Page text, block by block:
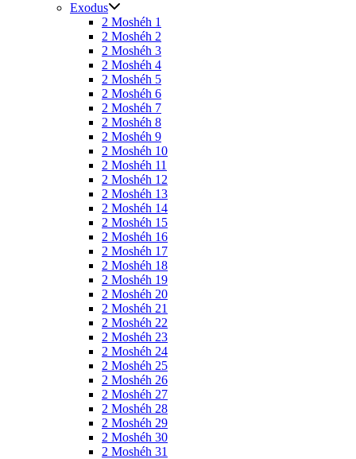
Exodus
2 Moshéh 1
2 Moshéh 2
2 Moshéh 3
2 Moshéh 4
2 Moshéh 5
2 Moshéh 6
2 Moshéh 7
2 Moshéh 8
2 Moshéh 9
2 Moshéh 10
2 Moshéh 11
2 Moshéh 12
2 Moshéh 13
2 Moshéh 14
2 Moshéh 15
2 Moshéh 16
2 Moshéh 17
2 Moshéh 18
2 Moshéh 19
2 Moshéh 20
2 Moshéh 21
2 Moshéh 22
2 Moshéh 23
2 Moshéh 24
2 Moshéh 25
2 Moshéh 26
2 Moshéh 27
2 Moshéh 28
2 Moshéh 29
2 Moshéh 30
2 Moshéh 31